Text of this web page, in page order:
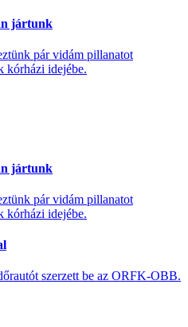
jártunk
pár vidám pillanatot
kórházi idejébe.
jártunk
pár vidám pillanatot
kórházi idejébe.
szerzett be az ORFK-OBB.